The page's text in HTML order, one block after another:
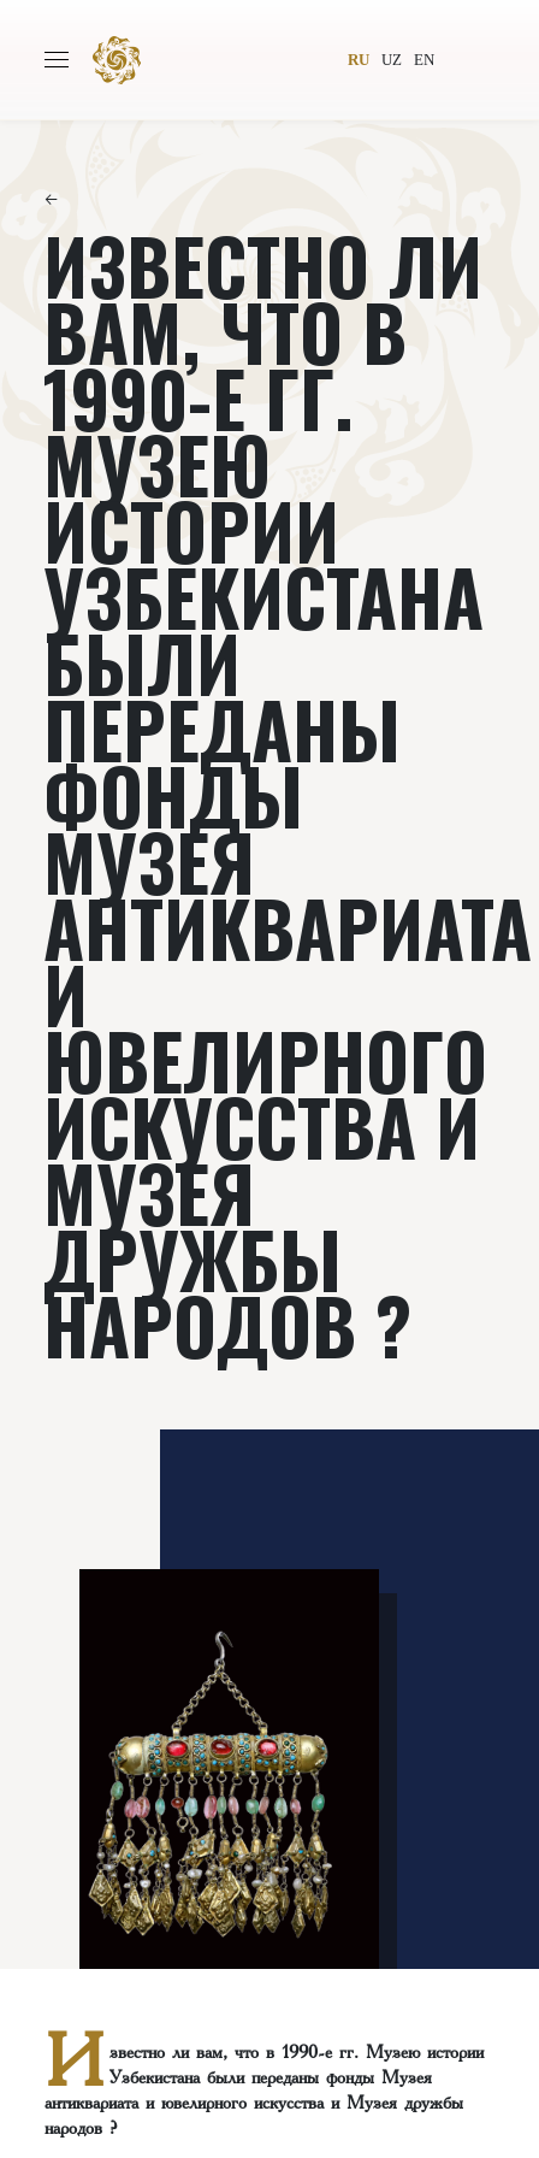
RU UZ EN
Авторы Всемирное общество
Издательство
Проекты Подкасты
Книги Видеолекторий
←
ИЗВЕСТНО ЛИ
ВАМ, ЧТО В
1990-Е ГГ.
МУЗЕЮ
ИСТОРИИ
УЗБЕКИСТАНА
БЫЛИ
ПЕРЕДАНЫ
ФОНДЫ
МУЗЕЯ
АНТИКВАРИАТА
И
ЮВЕЛИРНОГО
ИСКУССТВА И
МУЗЕЯ
ДРУЖБЫ
НАРОДОВ ?
И звестно ли вам, что в 1990-е гг. Музею истории
Узбекистана были переданы фонды Музея
антиквариата и ювелирного искусства и Музея дружбы
народов ?